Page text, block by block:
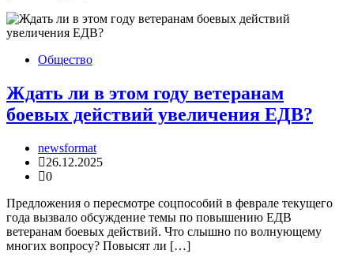
Общество
Ждать ли в этом году ветеранам
боевых действий увеличения ЕДВ?
newsformat
26.12.2025
0
Предложения о пересмотре соцпособий в феврале текущего
года вызвало обсуждение темы по повышению ЕДВ
ветеранам боевых действий. Что слышно по волнующему
многих вопросу? Повысят ли […]